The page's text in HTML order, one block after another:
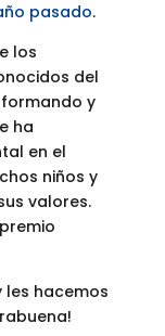
pasado.
los
del
y
ha
en el
niños y
valores.
les hacemos